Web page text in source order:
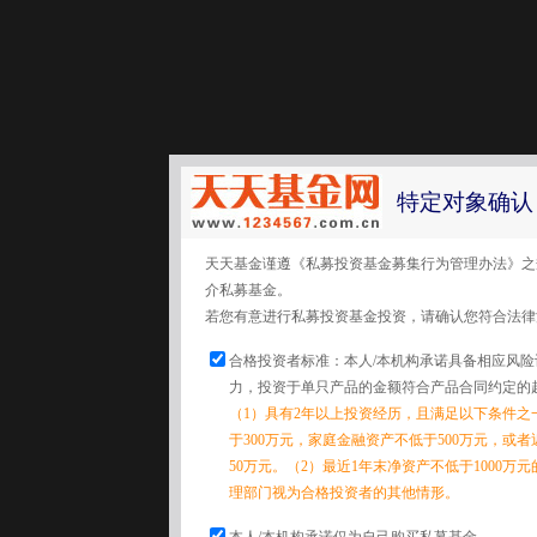
特定对象确认
天天基金谨遵《私募投资基金募集行为管理办法》
介私募基金。
若您有意进行私募投资基金投资，请确认您符合法
合格投资者标准：本人/本机构承诺具备相应风
力，投资于单只产品的金额符合产品合同约定的
（1）具有2年以上投资经历，且满足以下条件
于300万元，家庭金融资产不低于500万元，或
50万元。（2）最近1年末净资产不低于1000万
理部门视为合格投资者的其他情形。